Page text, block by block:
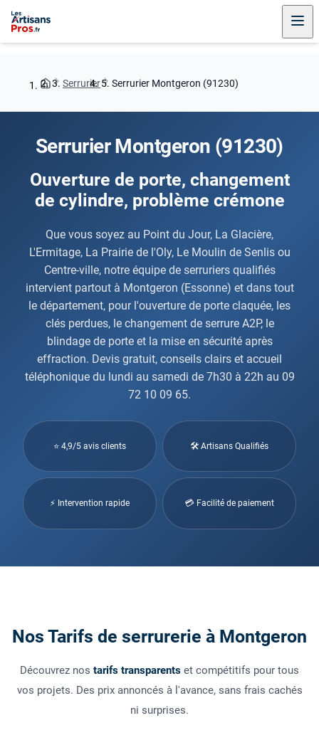
Serrurier Serrurier Montgeron (91230)
Serrurier Montgeron (91230)
Ouverture de porte, changement
de cylindre, problème crémone
Que vous soyez au Point du Jour, La Glacière,
L'Ermitage, La Prairie de l'Oly, Le Moulin de Senlis ou
Centre-ville, notre équipe de serruriers qualifiés
intervient partout à Montgeron (Essonne) et dans tout
le département, pour l'ouverture de porte claquée, les
clés perdues, le changement de serrure A2P, le
blindage de porte et la mise en sécurité après
effraction. Devis gratuit, conseils clairs et accueil
téléphonique du lundi au samedi de 7h30 à 22h au 09
72 10 09 65.
⭐ 4,9/5 avis clients 🛠 Artisans Qualifiés
⚡ Intervention rapide 💳 Facilité de paiement
Nos Tarifs de serrurerie à Montgeron
Découvrez nos tarifs transparents et compétitifs pour tous
vos projets. Des prix annoncés à l'avance, sans frais cachés
ni surprises.